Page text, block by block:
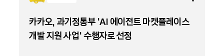
카카오, 과기정통부 ‘AI 에이전트 마켓플레이스
개발 지원 사업’ 수행자로 선정